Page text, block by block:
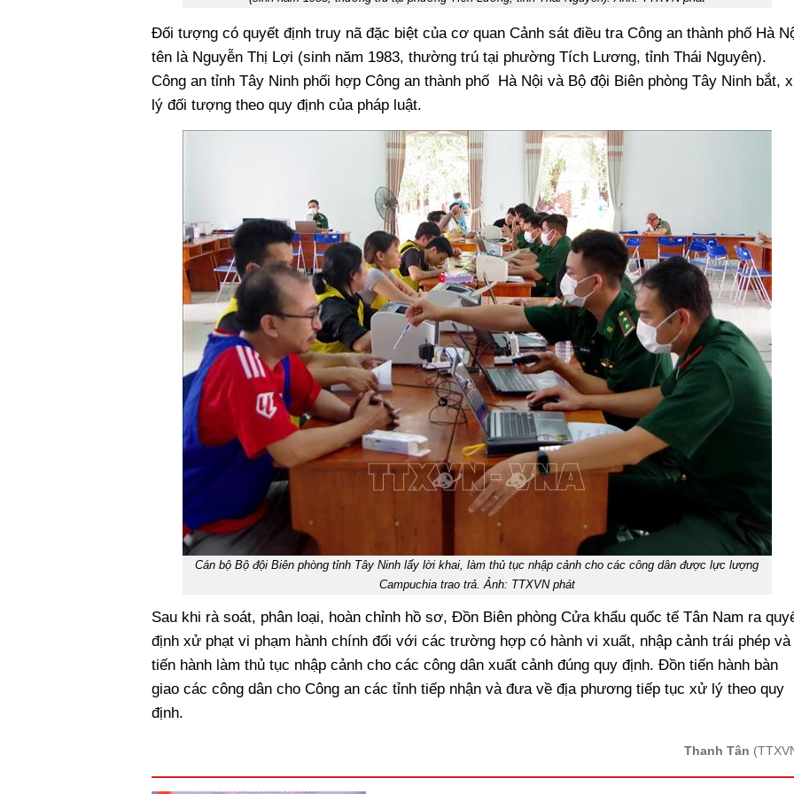
Đối tượng có quyết định truy nã đặc biệt của cơ quan Cảnh sát điều tra Công an thành phố Hà
tên là Nguyễn Thị Lợi (sinh năm 1983, thường trú tại phường Tích Lương, tỉnh Thái Nguyên).
Công an tỉnh Tây Ninh phối hợp Công an thành phố Hà Nội và Bộ đội Biên phòng Tây Ninh bắt,
lý đối tượng theo quy định của pháp luật.
Cán bộ Bộ đội Biên phòng tỉnh Tây Ninh lấy lời khai, làm thủ tục nhập cảnh cho các công dân được lực lượng
Campuchia trao trả. Ảnh: TTXVN phát
Sau khi rà soát, phân loại, hoàn chỉnh hồ sơ, Đồn Biên phòng Cửa khẩu quốc tế Tân Nam ra
định xử phạt vi phạm hành chính đối với các trường hợp có hành vi xuất, nhập cảnh trái phép và
tiến hành làm thủ tục nhập cảnh cho các công dân xuất cảnh đúng quy định. Đồn tiến hành bàn
giao các công dân cho Công an các tỉnh tiếp nhận và đưa về địa phương tiếp tục xử lý theo quy
định.
Thanh Tân